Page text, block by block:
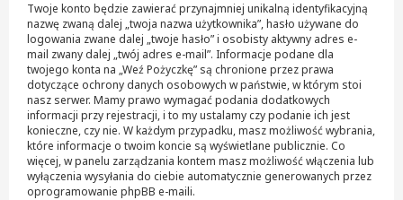
Twoje konto będzie zawierać przynajmniej unikalną identyfikacyjną
nazwę zwaną dalej „twoja nazwa użytkownika”, hasło używane do
logowania zwane dalej „twoje hasło” i osobisty aktywny adres e-
mail zwany dalej „twój adres e-mail”. Informacje podane dla
twojego konta na „Weź Pożyczkę” są chronione przez prawa
dotyczące ochrony danych osobowych w państwie, w którym stoi
nasz serwer. Mamy prawo wymagać podania dodatkowych
informacji przy rejestracji, i to my ustalamy czy podanie ich jest
konieczne, czy nie. W każdym przypadku, masz możliwość wybrania,
które informacje o twoim koncie są wyświetlane publicznie. Co
więcej, w panelu zarządzania kontem masz możliwość włączenia lub
wyłączenia wysyłania do ciebie automatycznie generowanych przez
oprogramowanie phpBB e-maili.